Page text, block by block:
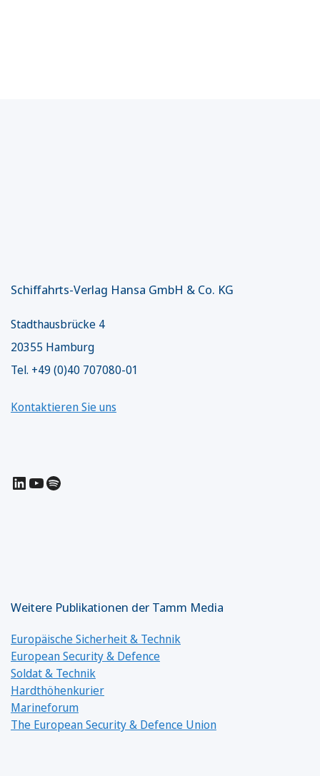
Schiffahrts-Verlag Hansa GmbH & Co. KG
Stadthausbrücke 4
20355 Hamburg
Tel. +49 (0)40 707080-01
Kontaktieren Sie uns
LinkedIn
YouTube
Spotify
Weitere Publikationen der Tamm Media
Europäische Sicherheit & Technik
European Security & Defence
Soldat & Technik
Hardthöhenkurier
Marineforum
The European Security & Defence Union